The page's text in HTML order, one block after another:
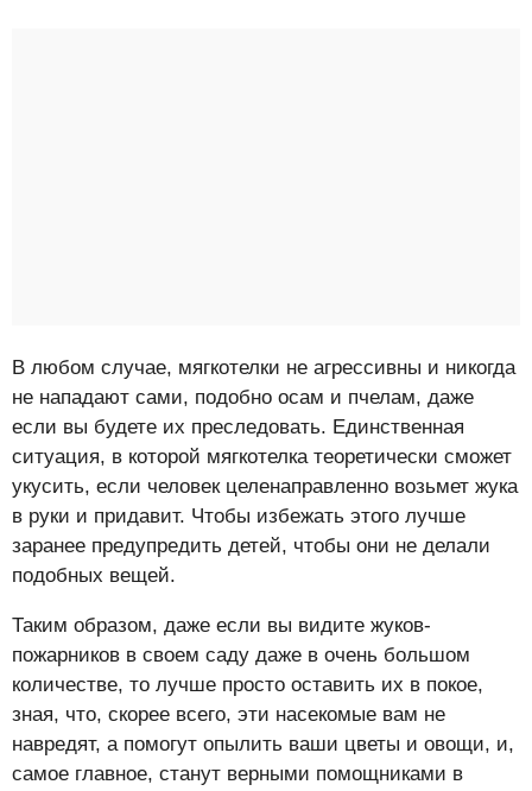
В любом случае, мягкотелки не агрессивны и никогда
не нападают сами, подобно осам и пчелам, даже
если вы будете их преследовать. Единственная
ситуация, в которой мягкотелка теоретически сможет
укусить, если человек целенаправленно возьмет жука
в руки и придавит. Чтобы избежать этого лучше
заранее предупредить детей, чтобы они не делали
подобных вещей.
Таким образом, даже если вы видите жуков-
пожарников в своем саду даже в очень большом
количестве, то лучше просто оставить их в покое,
зная, что, скорее всего, эти насекомые вам не
навредят, а помогут опылить ваши цветы и овощи, и,
самое главное, станут верными помощниками в